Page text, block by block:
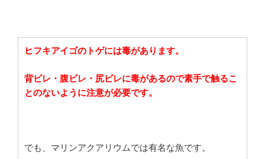
ヒフキアイゴのトゲには毒があります。
背ビレ・腹ビレ・尻ビレに毒があるので素手で触るこ
とのないように注意が必要です。
でも、マリンアクアリウムでは有名な魚です。